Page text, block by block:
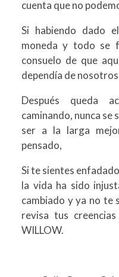
cuenta que no
Si habiendo dado
moneda y todo se
consuelo de que
dependía de
Después queda
caminando, nunca se
ser a la larga
pensado,
Si te sientes
la vida ha sido
cambiado y ya no te
revisa tus
WILLOW.